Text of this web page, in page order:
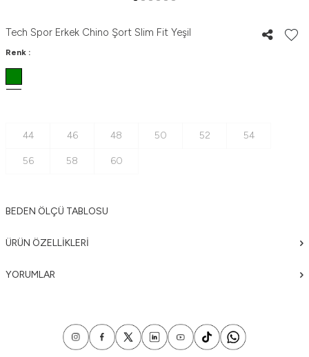
Tech Spor Erkek Chino Şort Slim Fit Yeşil
Renk :
44 46 48 50 52 54
56 58 60
BEDEN ÖLÇÜ TABLOSU
ÜRÜN ÖZELLIKLERI
YORUMLAR